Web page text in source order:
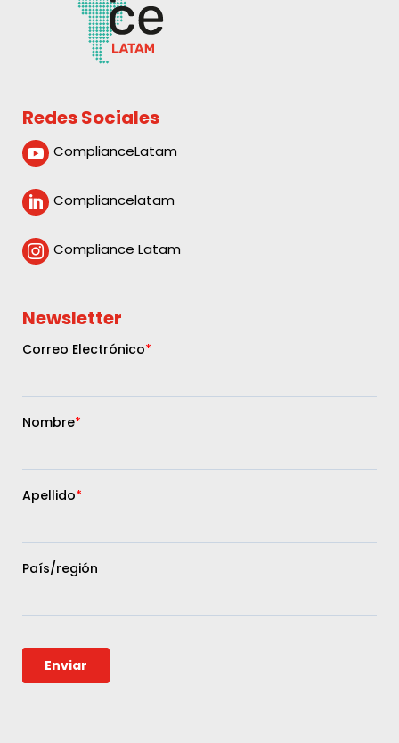
Redes Sociales
 ComplianceLatam
 Compliancelatam
 Compliance Latam
Newsletter